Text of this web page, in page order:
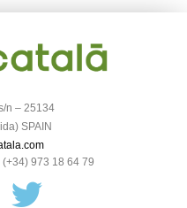
n – 25134
SPAIN
(+34) 973 18 64 79